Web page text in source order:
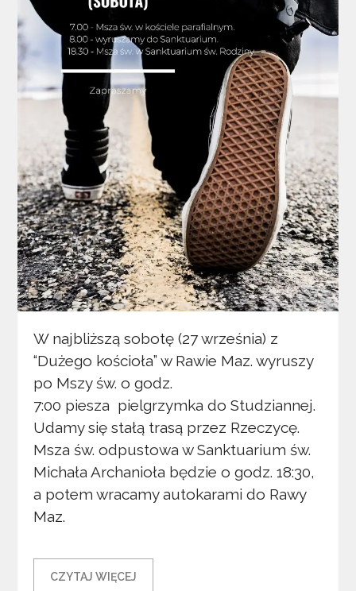
W najbliższą sobotę (27 września) z
“Dużego kościoła” w Rawie Maz. wyruszy
po Mszy św. o godz.
7:00 piesza pielgrzymka do Studziannej.
Udamy się stałą trasą przez Rzeczycę.
Msza św. odpustowa w Sanktuarium św.
Michała Archanioła będzie o godz. 18:30,
a potem wracamy autokarami do Rawy
Maz.
CZYTAJ WIĘCEJ